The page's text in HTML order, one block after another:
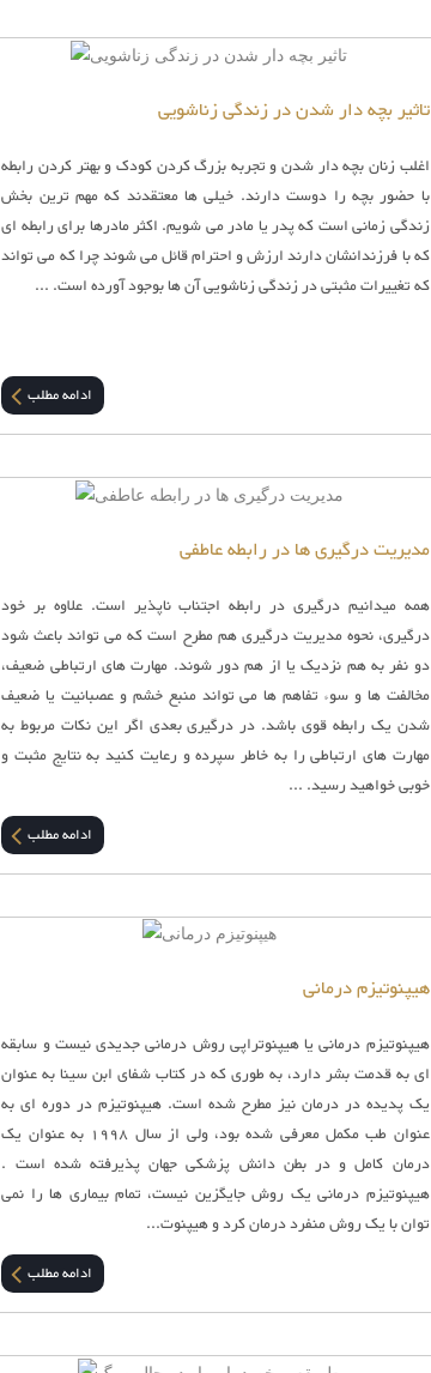
تاثیر بچه دار شدن در زندگی زناشویی
اغلب زنان بچه دار شدن و تجربه بزرگ کردن کودک و بهتر کردن رابطه
با حضور بچه را دوست دارند. خیلی ها معتقدند که مهم ترین بخش
زندگی زمانی است که پدر یا مادر می شویم. اکثر مادرها برای رابطه ای
که با فرزندانشان دارند ارزش و احترام قائل می شوند چرا که می تواند
که تغییرات مثبتی در زندگی زناشویی آن ها بوجود آورده است. ...
ادامه مطلب
مدیریت درگیری ها در رابطه عاطفی
همه میدانیم درگیری در رابطه اجتناب ناپذیر است. علاوه بر خود
درگیری، نحوه مدیریت درگیری هم مطرح است که می تواند باعث شود
دو نفر به هم نزدیک یا از هم دور شوند. مهارت های ارتباطی ضعیف،
مخالفت ها و سوء تفاهم ها می تواند منبع خشم و عصبانیت یا ضعیف
شدن یک رابطه قوی باشد. در درگیری بعدی اگر این نکات مربوط به
مهارت های ارتباطی را به خاطر سپرده و رعایت کنید به نتایج مثبت و
خوبی خواهید رسید. ...
ادامه مطلب
هیپنوتیزم درمانی
هیپنوتیزم درمانی یا هیپنوتراپی روش درمانی جدیدی نیست و سابقه
ای به قدمت بشر دارد، به طوری که در کتاب شفای ابن سینا به عنوان
یک پدیده در درمان نیز مطرح شده است. هیپنوتیزم در دوره ای به
عنوان طب مکمل معرفی شده بود، ولی از سال 1998 به عنوان یک
درمان کامل و در بطن دانش پزشکی جهان پذیرفته شده است .
هیپنوتیزم درمانی یک روش جایگزین نیست، تمام بیماری ها را نمی
توان با یک روش منفرد درمان کرد و هیپنوت...
ادامه مطلب